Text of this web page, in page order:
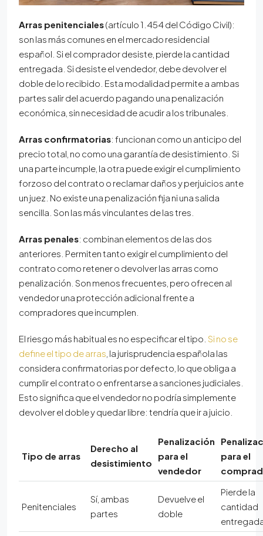
Arras penitenciales(artículo 1.454 del Código Civil):
son las más comunes en el mercado residencial
español. Si el comprador desiste, pierde la cantidad
entregada. Si desiste el vendedor, debe devolver el
doble de lo recibido. Esta modalidad permite a ambas
partes salir del acuerdo pagando una penalización
económica, sin necesidad de acudir a los tribunales.
Arras confirmatorias: funcionan como un anticipo del
precio total, no como una garantía de desistimiento. Si
una parte incumple, la otra puede exigir el cumplimiento
forzoso del contrato o reclamar daños y perjuicios ante
un juez. No existe una penalización fija ni una salida
sencilla. Son las más vinculantes de las tres.
Arras penales: combinan elementos de las dos
anteriores. Permiten tanto exigir el cumplimiento del
contrato como retener o devolver las arras como
penalización. Son menos frecuentes, pero ofrecen al
vendedor una protección adicional frente a
compradores que incumplen.
El riesgo más habitual es no especificar el tipo. Si no se
define el tipo de arras , la jurisprudencia española las
considera confirmatorias por defecto, lo que obliga a
cumplir el contrato o enfrentarse a sanciones judiciales.
Esto significa que el vendedor no podría simplemente
devolver el doble y quedar libre: tendría que ir a juicio.
Tipo de arras
Derecho al
desistimiento
Penalización
para el
vendedor
para el
Penitenciales
Sí, ambas
partes
Devuelve el
doble
Pierde la
cantidad